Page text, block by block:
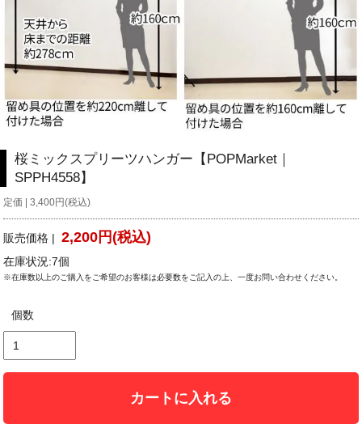
桜ミックスプリーツハンガー【POPMarket｜
SPPH4558】
定価 | 3,400円(税込)
販売価格 |2,200円(税込)
在庫状況:7個
※在庫数以上のご購入をご希望のお客様は必要数をご記入の上、一度お問い合わせください。
個数
カートに入れる